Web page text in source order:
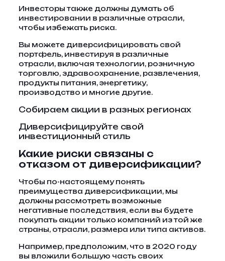
Инвесторы также должны думать об
инвестировании в различные отрасли,
чтобы избежать риска.
Вы можете диверсифицировать свой
портфель, инвестируя в различные
отрасли, включая технологии, розничную
торговлю, здравоохранение, развлечения,
продукты питания, энергетику,
производство и многие другие.
Собираем акции в разных регионах
Диверсифицируйте свой
инвестиционный стиль
Какие риски связаны с
отказом от диверсификации?
Чтобы по-настоящему понять
преимущества диверсификации, мы
должны рассмотреть возможные
негативные последствия, если вы будете
покупать акции только компаний из той же
страны, отрасли, размера или типа активов.
Например, предположим, что в 2020 году
вы вложили большую часть своих